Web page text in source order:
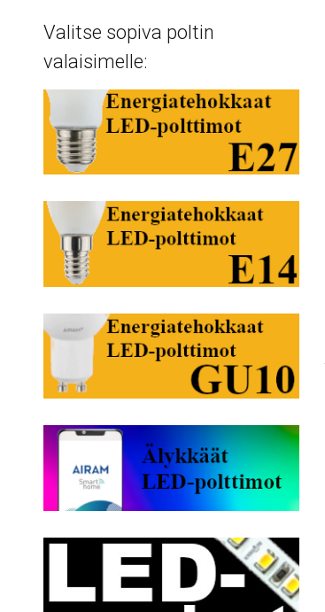
Valitse sopiva poltin
valaisimelle: